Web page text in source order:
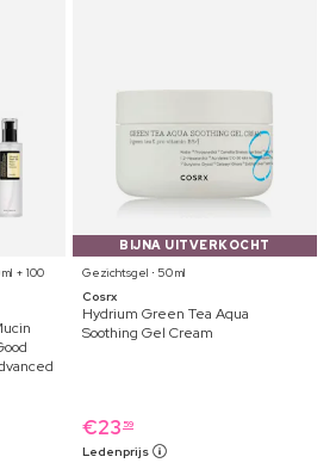
+ 100
BIJNA UITVERKOCHT
Gezichtsgel ⋅ 50 ml
Cosrx
Hydrium Green Tea Aqua
Soothing Gel Cream
€23 59
Ledenprijs